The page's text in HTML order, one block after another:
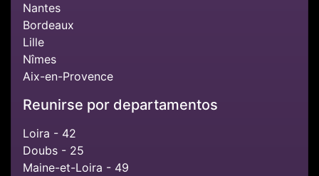
Nantes
Bordeaux
Lille
Nîmes
Aix-en-Provence
Reunirse por departamentos
Loira - 42
Doubs - 25
Maine-et-Loira - 49